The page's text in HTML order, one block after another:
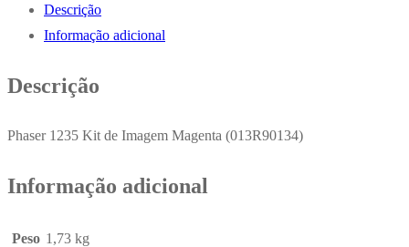
013R90134
Descrição
Informação adicional
Descrição
Phaser 1235 Kit de Imagem Magenta (013R90134)
Informação adicional
Peso 1,73 kg